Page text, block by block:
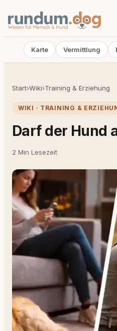
Karte Vermittlung
Start›Wiki›Training & Erziehung
WIKI · TRAINING &
Darf der Hund
2 Min Lesezeit